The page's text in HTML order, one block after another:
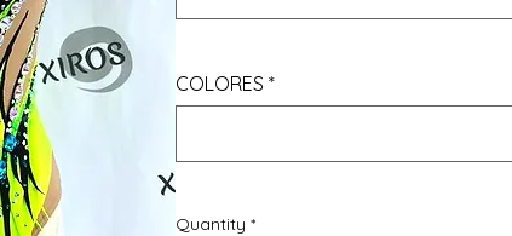
COLORES *
Quantity *